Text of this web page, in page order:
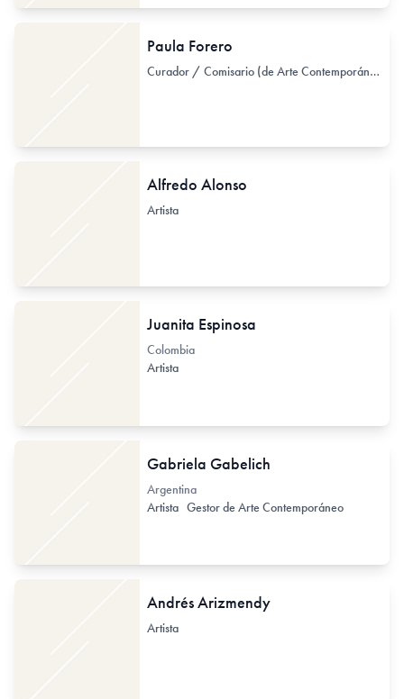
Paula Forero
Curador / Comisario (de Arte Contemporáneo)
Alfredo Alonso
Artista
Juanita Espinosa
Colombia
Artista
Gabriela Gabelich
Argentina
Artista Gestor de Arte Contemporáneo
Andrés Arizmendy
Artista